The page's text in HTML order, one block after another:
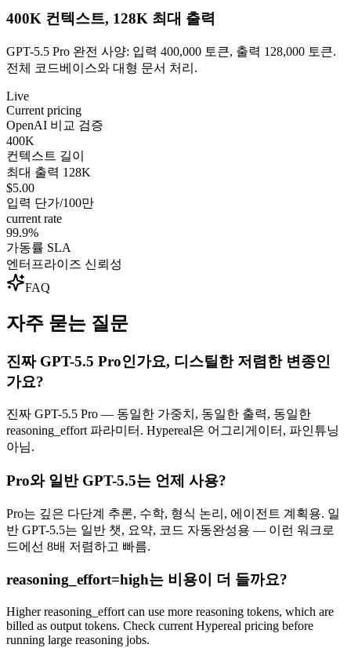
400K 컨텍스트, 128K 최대 출력
GPT-5.5 Pro 완전 사양: 입력 400,000 토큰, 출력 128,000 토큰.
전체 코드베이스와 대형 문서 처리.
Live
Current pricing
OpenAI 비교 검증
400K
컨텍스트 길이
최대 출력 128K
$5.00
입력 단가/100만
current rate
99.9%
가동률 SLA
엔터프라이즈 신뢰성
FAQ
자주 묻는 질문
진짜 GPT-5.5 Pro인가요, 디스틸한 저렴한 변종인
가요?
진짜 GPT-5.5 Pro — 동일한 가중치, 동일한 출력, 동일한
reasoning_effort 파라미터. Hypereal은 어그리게이터, 파인튜닝
아님.
Pro와 일반 GPT-5.5는 언제 사용?
Pro는 깊은 다단계 추론, 수학, 형식 논리, 에이전트 계획용. 일
반 GPT-5.5는 일반 챗, 요약, 코드 자동완성용 — 이런 워크로
드에선 8배 저렴하고 빠름.
reasoning_effort=high는 비용이 더 들까요?
Higher reasoning_effort can use more reasoning tokens, which are
billed as output tokens. Check current Hypereal pricing before
running large reasoning jobs.